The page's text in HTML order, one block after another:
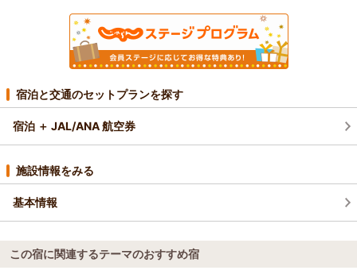
宿泊と交通のセットプランを探す
宿泊 ＋ JAL/ANA 航空券
施設情報をみる
基本情報
この宿に関連するテーマのおすすめ宿